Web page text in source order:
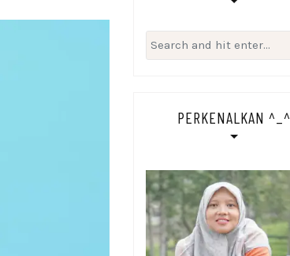
Search
for:
PERKENALKAN ^_^